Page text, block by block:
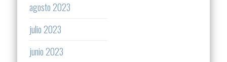
agosto 2023
julio 2023
junio 2023